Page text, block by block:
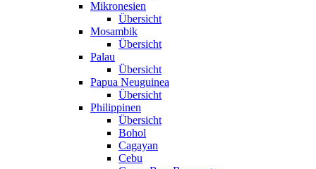
Mikronesien
Übersicht
Mosambik
Übersicht
Palau
Übersicht
Papua Neuguinea
Übersicht
Philippinen
Übersicht
Bohol
Cagayan
Cebu